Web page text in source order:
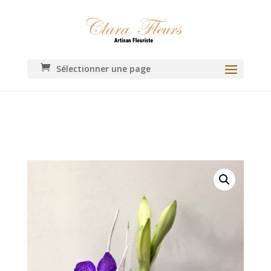
Sélectionner une page